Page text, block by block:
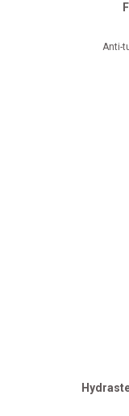
Anti-